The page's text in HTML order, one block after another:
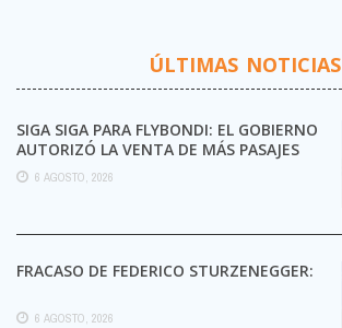
ÚLTIMAS NOTICIAS
SIGA SIGA PARA FLYBONDI: EL GOBIERNO
AUTORIZÓ LA VENTA DE MÁS PASAJES
6 AGOSTO, 2026
FRACASO DE FEDERICO STURZENEGGER:
6 AGOSTO, 2026